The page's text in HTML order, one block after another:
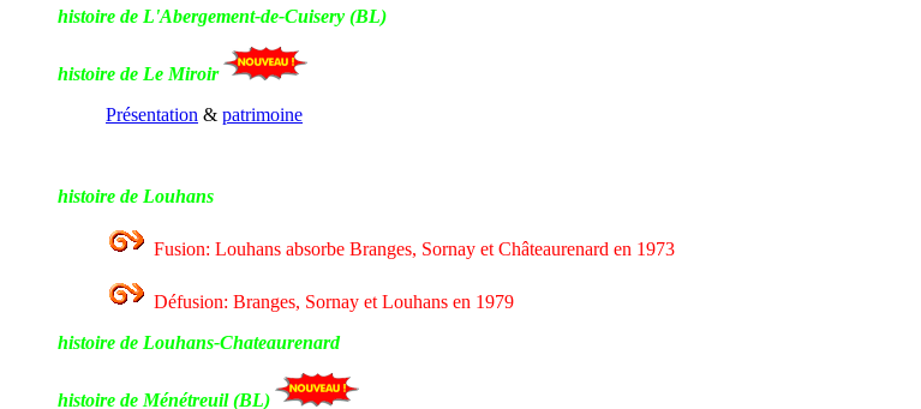
histoire de L'Abergement-de-Cuisery (BL)
histoire de Le Miroir
Présentation & patrimoine
histoire de Louhans
Fusion: Louhans absorbe Branges, Sornay et Châteaurenard en 1973
Défusion: Branges, Sornay et Louhans en 1979
histoire de Louhans-Chateaurenard
histoire de Ménétreuil (BL)